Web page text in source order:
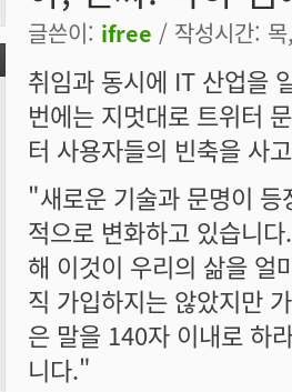
글쓴이: ifree / 작성시간:
취임과 동시에 IT 산업을
번에는 지멋대로 트위터
터 사용자들의 빈축을 사
"새로운 기술과 문명이
적으로 변화하고 있습니
해 이것이 우리의 삶을 얼
직 가입하지는 않았지만
은 말을 140자 이내로 하
니다."